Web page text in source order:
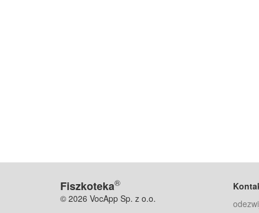
Fiszkoteka®
© 2026 VocApp Sp. z o.o.